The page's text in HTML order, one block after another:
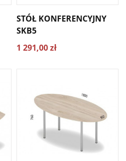
STÓŁ KONFERENCYJNY
SKB5
1 291,00 zł